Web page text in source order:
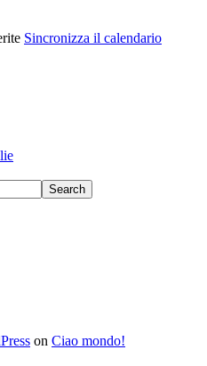
Sincronizza il calendario
on Ciao mondo!